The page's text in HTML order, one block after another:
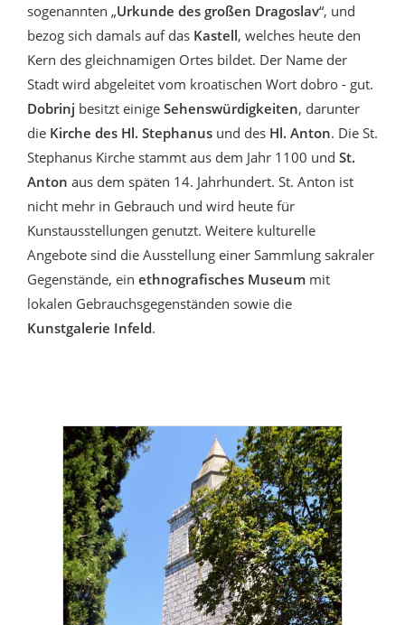
sogenannten „Urkunde des großen Dragoslav“, und
bezog sich damals auf das Kastell, welches heute den
Kern des gleichnamigen Ortes bildet. Der Name der
Stadt wird abgeleitet vom kroatischen Wort dobro - gut.
Dobrinj besitzt einige Sehenswürdigkeiten, darunter
die Kirche des Hl. Stephanus und des Hl. Anton. Die St.
Stephanus Kirche stammt aus dem Jahr 1100 und St.
Anton aus dem späten 14. Jahrhundert. St. Anton ist
nicht mehr in Gebrauch und wird heute für
Kunstausstellungen genutzt. Weitere kulturelle
Angebote sind die Ausstellung einer Sammlung sakraler
Gegenstände, ein ethnografisches Museum mit
lokalen Gebrauchsgegenständen sowie die
Kunstgalerie Infeld.